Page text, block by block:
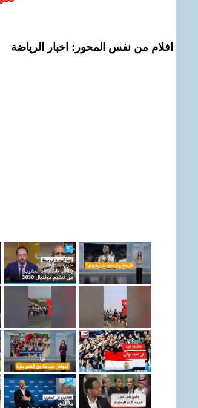
افلام من نفس المحور: اخبار الرياضة